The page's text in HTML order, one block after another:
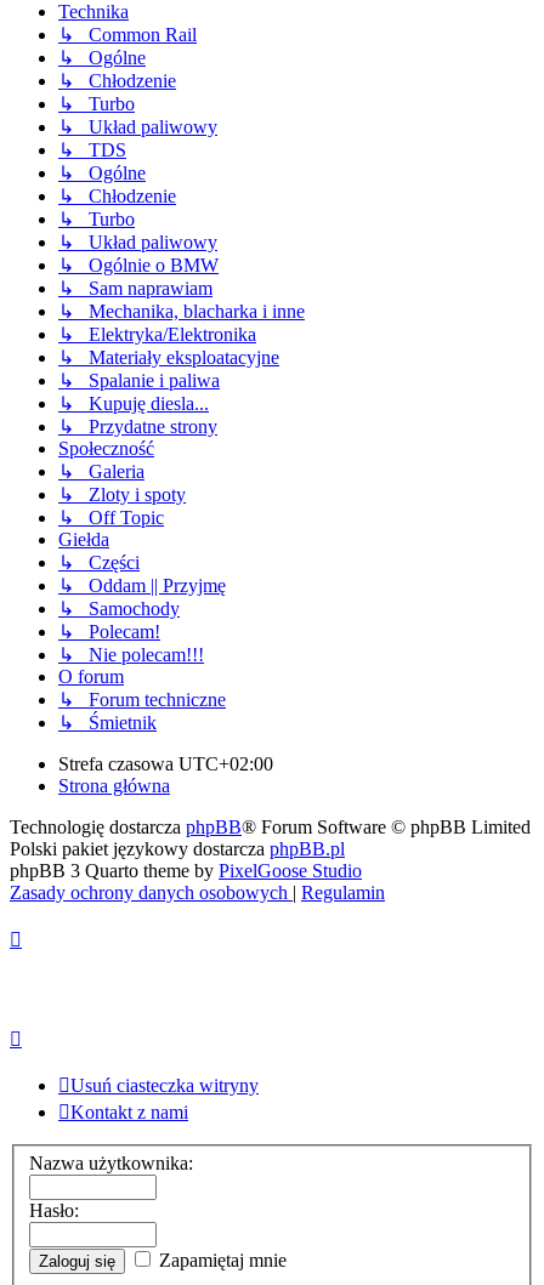
Technika
↳ Common Rail
↳ Ogólne
↳ Chłodzenie
↳ Turbo
↳ Układ paliwowy
↳ TDS
↳ Ogólne
↳ Chłodzenie
↳ Turbo
↳ Układ paliwowy
↳ Ogólnie o BMW
↳ Sam naprawiam
↳ Mechanika, blacharka i inne
↳ Elektryka/Elektronika
↳ Materiały eksploatacyjne
↳ Spalanie i paliwa
↳ Kupuję diesla...
↳ Przydatne strony
Społeczność
↳ Galeria
↳ Zloty i spoty
↳ Off Topic
Giełda
↳ Części
↳ Oddam || Przyjmę
↳ Samochody
↳ Polecam!
↳ Nie polecam!!!
O forum
↳ Forum techniczne
↳ Śmietnik
Strefa czasowa UTC+02:00
Strona główna
Technologię dostarcza phpBB® Forum Software © phpBB Limited
Polski pakiet językowy dostarcza phpBB.pl
phpBB 3 Quarto theme by PixelGoose Studio
Zasady ochrony danych osobowych | Regulamin
Usuń ciasteczka witryny
Kontakt z nami
Nazwa użytkownika:
Hasło:
Zapamiętaj mnie